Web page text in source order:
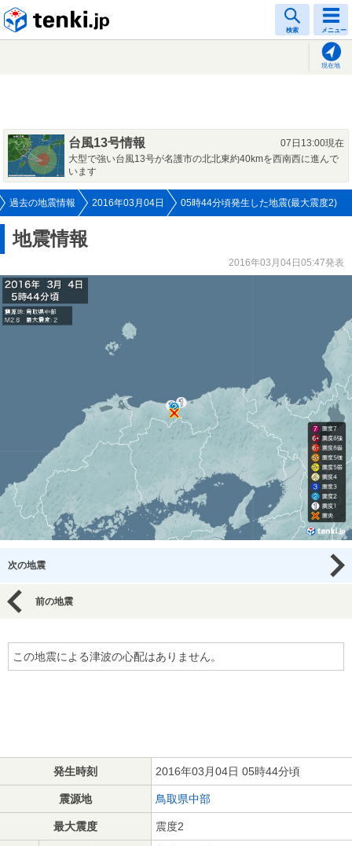
検索 メニュー
現在地
台風13号情報
07日13:00現在
大型で強い台風13号が名護市の北北東約40kmを西南西に進んで
います
過去の地震情報 2016年03月04日 05時44分頃発生した地震(最大震度2)
地震情報
2016年03月04日05:47発表
次の地震
前の地震
この地震による津波の心配はありません。
発生時刻 2016年03月04日 05時44分頃
震源地 鳥取県中部
最大震度 震度2